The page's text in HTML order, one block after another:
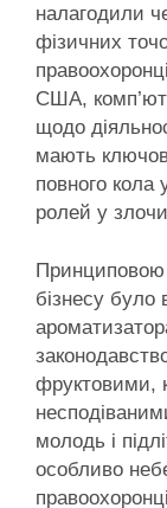
налагодили
фізичних
США,
щодо
мають
повного кола
ролей у
Принциповою
бізнесу було
фруктовими,
молодь і
особливо